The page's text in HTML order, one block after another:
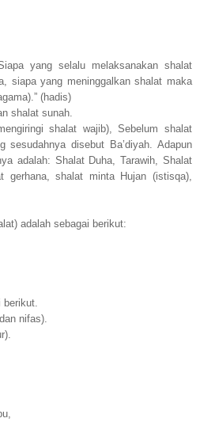
yang selalu melaksanakan shalat
siapa yang meninggalkan shalat maka
(hadis)
shalat sunah.
shalat wajib), Sebelum shalat
sesudahnya disebut Ba’diyah. Adapun
adalah: Shalat Duha, Tarawih, Shalat
shalat minta Hujan (istisqa),
adalah sebagai berikut:
nifas).